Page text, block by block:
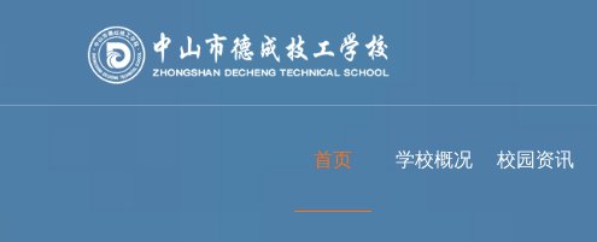
首页 学校概况 校园资讯